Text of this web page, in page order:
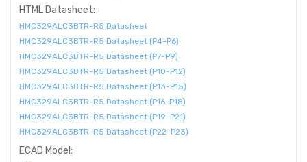
HTML Datasheet:
HMC329ALC3BTR-R5 Datasheet
HMC329ALC3BTR-R5 Datasheet (P4-P6)
HMC329ALC3BTR-R5 Datasheet (P7-P9)
HMC329ALC3BTR-R5 Datasheet (P10-P12)
HMC329ALC3BTR-R5 Datasheet (P13-P15)
HMC329ALC3BTR-R5 Datasheet (P16-P18)
HMC329ALC3BTR-R5 Datasheet (P19-P21)
HMC329ALC3BTR-R5 Datasheet (P22-P23)
ECAD Model: